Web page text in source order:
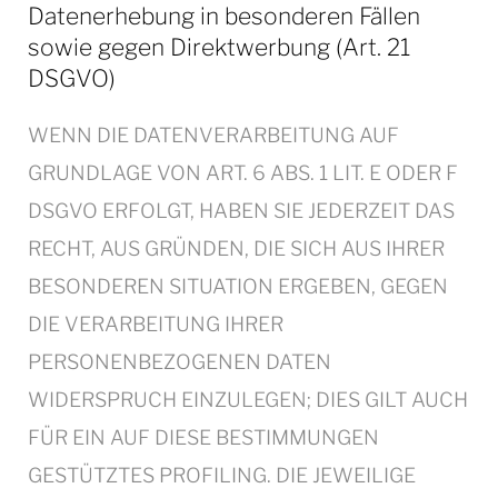
Datenerhebung in besonderen Fällen
sowie gegen Direktwerbung (Art. 21
DSGVO)
WENN DIE DATENVERARBEITUNG AUF
GRUNDLAGE VON ART. 6 ABS. 1 LIT. E ODER F
DSGVO ERFOLGT, HABEN SIE JEDERZEIT DAS
RECHT, AUS GRÜNDEN, DIE SICH AUS IHRER
BESONDEREN SITUATION ERGEBEN, GEGEN
DIE VERARBEITUNG IHRER
PERSONENBEZOGENEN DATEN
WIDERSPRUCH EINZULEGEN; DIES GILT AUCH
FÜR EIN AUF DIESE BESTIMMUNGEN
GESTÜTZTES PROFILING. DIE JEWEILIGE